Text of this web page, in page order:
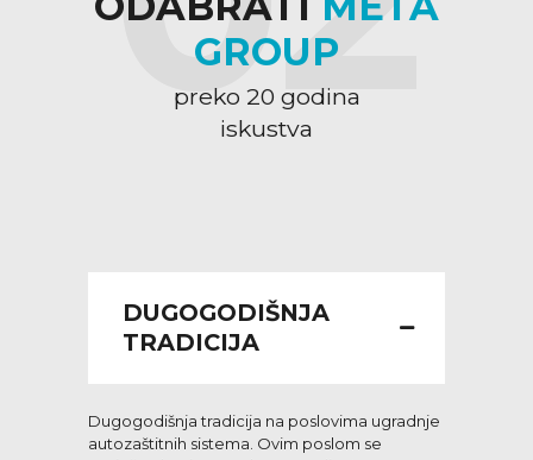
GROUP
preko 20 godina
iskustva
DUGOGODIŠNJA
TRADICIJA
Dugogodišnja tradicija na poslovima ugradnje
autozaštitnih sistema. Ovim poslom se